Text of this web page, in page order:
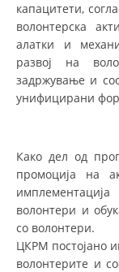
капацитети,
волонтерска
алатки и
развој на
задржување и
унифицирани
Како дел од
промоција на
волонтери и
со волонтери.
ЦКРМ постојано
волонтерите и